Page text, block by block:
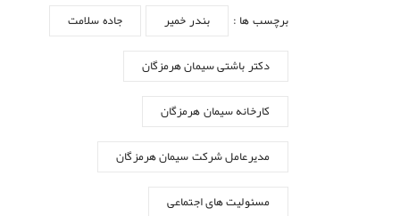
برچسب ها : بندر خمیر جاده سلامت
دکتر باشتی سیمان هرمزگان
کارخانه سیمان هرمزگان
مدیرعامل شرکت سیمان هرمزگان
مسئولیت های اجتماعی